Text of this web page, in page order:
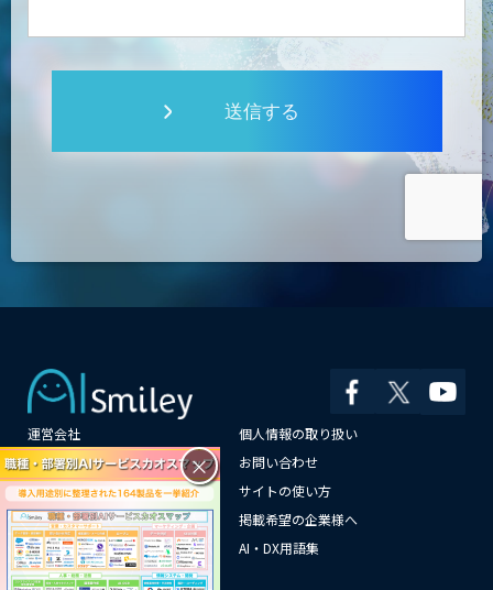
送信する
運営会社
個人情報の取り扱い
よくある質問
お問い合わせ
メールマガジン登録
サイトの使い方
情報提供はこちらから
掲載希望の企業様へ
AI企業一覧
AI・DX用語集
サイトマップ
×